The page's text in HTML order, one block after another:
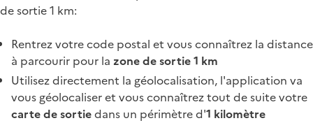
de sortie 1 km:
Rentrez votre code postal et vous connaîtrez la distance
à parcourir pour la zone de sortie 1 km
Utilisez directement la géolocalisation, l'application va
vous géolocaliser et vous connaîtrez tout de suite votre
carte de sortiedans un périmètre d'1 kilomètre